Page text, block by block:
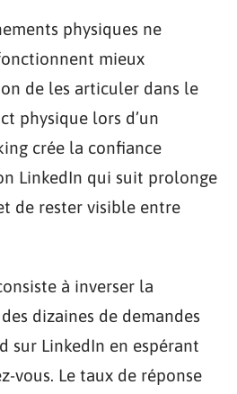
physiques ne
mieux
de les articuler dans le
physique lors d’un
crée la confiance
LinkedIn qui suit prolonge
de rester visible entre
à inverser la
dizaines de demandes
sur LinkedIn en espérant
vous. Le taux de réponse